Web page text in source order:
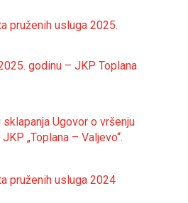
pruženih usluga 2025.
godinu – JKP Toplana
Ugovor o vršenju
„Toplana – Valjevo“.
pruženih usluga 2024